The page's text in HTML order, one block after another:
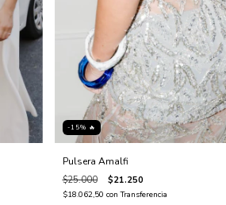
-15% 🔥
Pulsera Amalfi
$25.000 $21.250
$18.062,50 con Transferencia